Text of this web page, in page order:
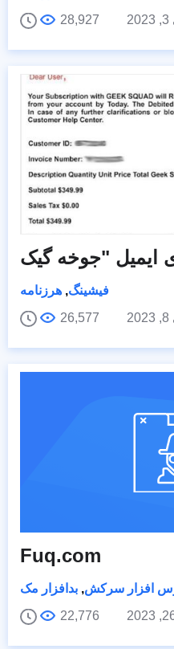
28,927
فیشینگ, هرزنامه
26,577
Fuq.com
افزار سرکش, بدافزار مک
22,776